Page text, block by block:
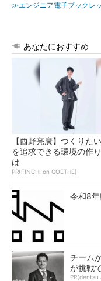
≫エンジニア電子ブックレ
あなたにおすすめ
【西野亮廣】つくりた
を追求できる環境の作
は
PR(FINCHI on GOETHE)
令和8
チーム
が挑戦
PR(dentsu